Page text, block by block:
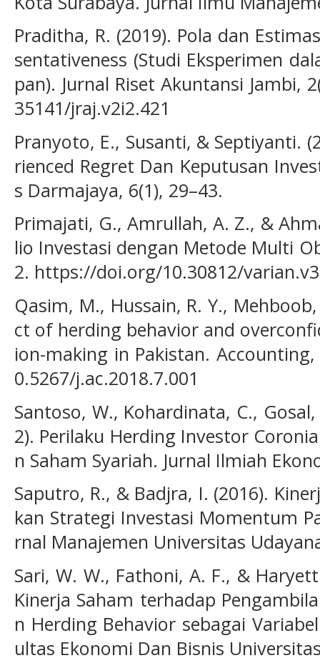
Praditha, R. (2019). Pola dan
sentativeness (Studi Eksperimen
pan). Jurnal Riset Akuntansi Jambi,
35141/jraj.v2i2.421
Pranyoto, E., Susanti, & Septiyanti.
rienced Regret Dan Keputusan
s Darmajaya, 6(1), 29–43.
Primajati, G., Amrullah, A. Z., &
lio Investasi dengan Metode Multi
2. https://doi.org/10.30812/
Qasim, M., Hussain, R. Y.,
ct of herding behavior and
ion-making in Pakistan.
0.5267/j.ac.2018.7.001
Santoso, W., Kohardinata, C.,
2). Perilaku Herding Investor
n Saham Syariah. Jurnal Ilmiah
Saputro, R., & Badjra, I. (2016).
kan Strategi Investasi Momentum
rnal Manajemen Universitas
Sari, W. W., Fathoni, A. F., &
Kinerja Saham terhadap
n Herding Behavior sebagai
ultas Ekonomi Dan Bisnis